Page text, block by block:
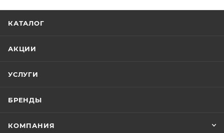
КАТАЛОГ
АКЦИИ
УСЛУГИ
БРЕНДЫ
КОМПАНИЯ